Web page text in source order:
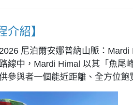
介紹】
尼泊爾安娜普納山脈：
線中，Mardi Himal 以其「魚尾
參與者一個能近距離、全方位